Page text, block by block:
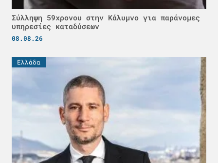
Σύλληψη 59χρονου στην Κάλυμνο για παράνομες
υπηρεσίες καταδύσεων
08.08.26
Ελλάδα